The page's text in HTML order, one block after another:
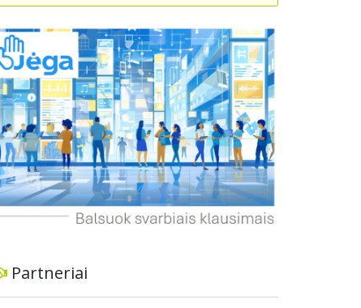
plėtrą bei darnų judumą, suteikdamas daugiau
susisiekimo galimybių tiek automobiliams, tiek
viešajam transportui, pėstiesiems ir
dviratininkams. Gyventojai ragina atlikti techninę,
ekonominę ir transporto analizę, organizuoti
viešas konsultacijas ir integruoti projektą į
ilgalaikius miesto planus, siekiant užtikrinti
transporto sistemos patikimumą ir prisitaikymą
prie sparčiai augančio miesto poreikių.
Partneriai